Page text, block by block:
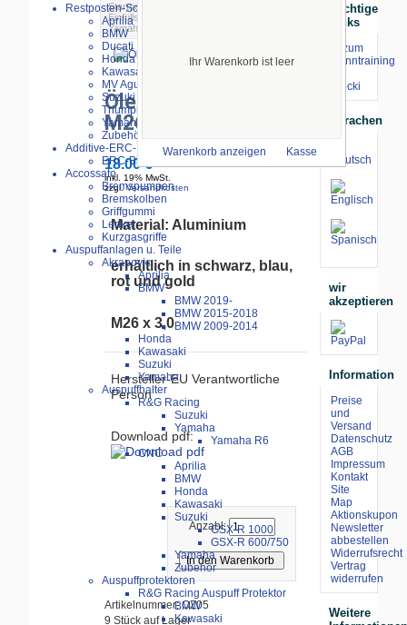
Ihr Warenkorb ist leer
Warenkorb anzeigen Kasse
Restposten-Sonderverkauf
Aprilia
BMW
Ducati
Honda
Kawasaki
MV Agusta
Suzuki
Triumph
Yamaha
Zubehör
Additive-ERC-Bike
ERC-Bike Additive
Accossato
Bremspumpen
Bremskolben
Griffgummi
Lenker
Kurzgasgriffe
Auspuffanlagen u. Teile
Akrapovic
Aprilia
BMW
BMW 2019-
BMW 2015-2018
BMW 2009-2014
Honda
Kawasaki
Suzuki
Yamaha
Auspuffhalter
R&G Racing
Suzuki
Yamaha
Yamaha R6
CNC
Aprilia
BMW
Honda
Kawasaki
Suzuki
GSX-R 1000
GSX-R 600/750
Yamaha
Zubehör
Auspuffprotektoren
R&G Racing Auspuff Protektor
BMW
Kawasaki
Startseite
Einfüllschraube
Yamaha
Öleinfüllschraube
M26 x 3,0
18.00 €
inkl. 19% MwSt.
zzgl.Versandkosten
Material: Aluminium
erhältlich in schwarz, blau,
rot und gold
M26 x 3,0
Hersteller-EU Verantwortliche
Person
Download pdf:
Anzahl:
Artikelnummer: OZ05
9 Stück auf Lager
Wichtige
Links
⇒ zum
Renntraining
Stecki
Sprachen
wir
akzeptieren
Information
Preise
und
Versand
Datenschutz
AGB
Impressum
Kontakt
Site
Map
Aktionskupon
Newsletter
abbestellen
Widerrufsrecht
Vertrag
widerrufen
Weitere